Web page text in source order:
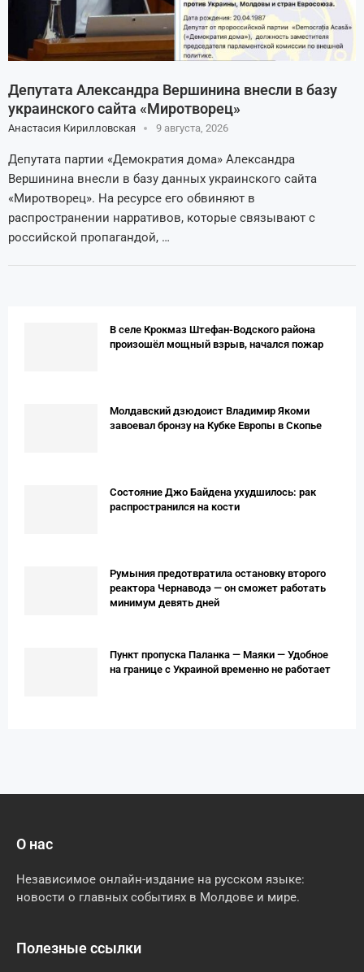
Депутата Александра Вершинина внесли в базу
украинского сайта «Миротворец»
Анастасия Кирилловская 9 августа, 2026
Депутата партии «Демократия дома» Александра
Вершинина внесли в базу данных украинского сайта
«Миротворец». На ресурсе его обвиняют в
распространении нарративов, которые связывают с
российской пропагандой, …
В селе Крокмаз Штефан-Водского района
произошёл мощный взрыв, начался пожар
Молдавский дзюдоист Владимир Якоми
завоевал бронзу на Кубке Европы в Скопье
Состояние Джо Байдена ухудшилось: рак
распространился на кости
Румыния предотвратила остановку второго
реактора Чернаводэ — он сможет работать
минимум девять дней
Пункт пропуска Паланка — Маяки — Удобное
на границе с Украиной временно не работает
О нас
Независимое онлайн-издание на русском языке:
новости о главных событиях в Молдове и мире.
Полезные ссылки